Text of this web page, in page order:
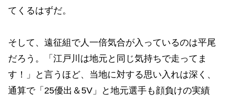
てくるはずだ。
そして、遠征組で人一倍気合が入っているのは平尾
だろう。「江戸川は地元と同じ気持ちで走ってま
す！」と言うほど、当地に対する思い入れは深く、
通算で「25優出＆5V」と地元選手も顔負けの実績